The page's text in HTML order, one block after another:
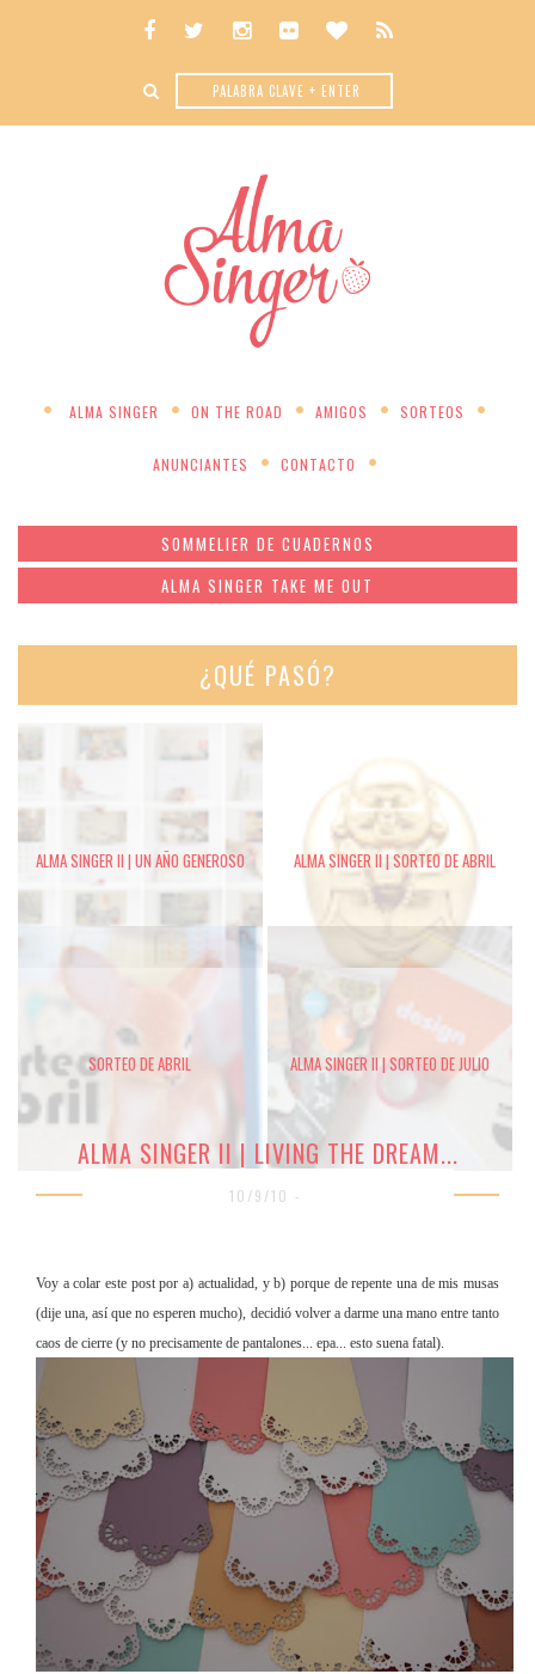
ALMA SINGER ON THE ROAD AMIGOS SORTEOS
ANUNCIANTES CONTACTO
SOMMELIER DE CUADERNOS
ALMA SINGER TAKE ME OUT
¿QUÉ PASÓ?
ALMA SINGER II | UN AÑO GENEROSO ALMA SINGER II | SORTEO DE ABRIL
SORTEO DE ABRIL ALMA SINGER II | SORTEO DE JULIO
ALMA SINGER II | LIVING THE DREAM...
10/9/10 -
Voy a colar este post por a) actualidad, y b) porque de repente una de mis musas
(dije una, así que no esperen mucho), decidió volver a darme una mano entre tanto
caos de cierre (y no precisamente de pantalones... epa... esto suena fatal).